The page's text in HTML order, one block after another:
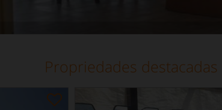
Propriedades destacadas